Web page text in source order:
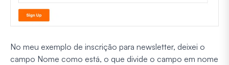
No meu exemplo de inscrição para newsletter, deixei o
campo Nome como está, o que divide o campo em nome